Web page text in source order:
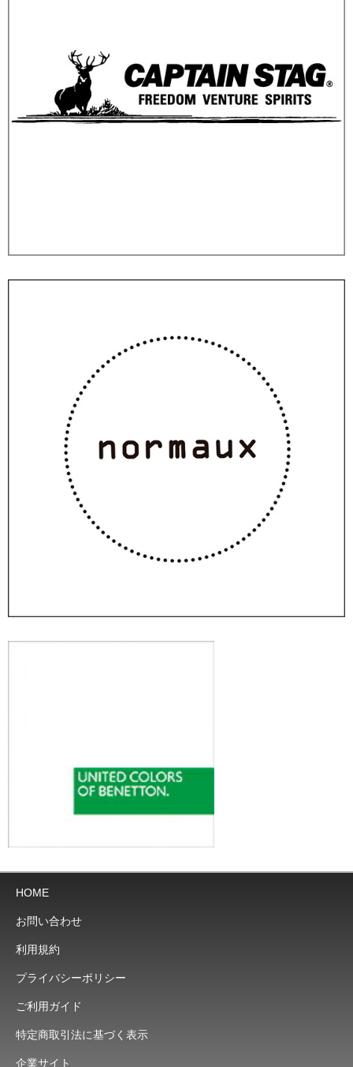
HOME
お問い合わせ
利用規約
プライバシーポリシー
ご利用ガイド
特定商取引法に基づく表示
企業サイト